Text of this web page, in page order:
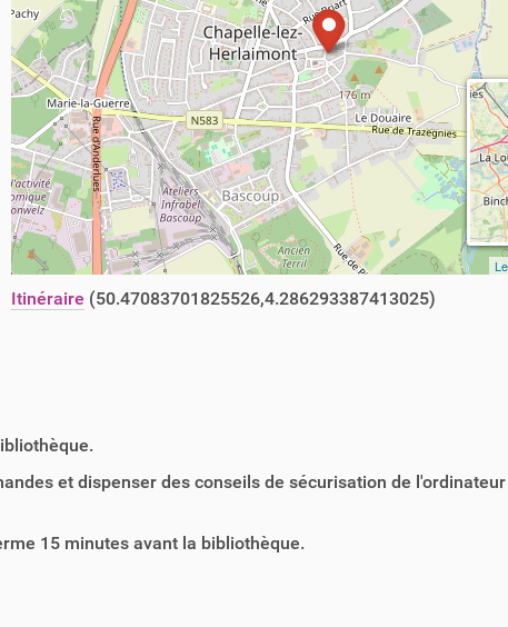
Itinéraire (50.47083701825526,4.286293387413025)
et dispenser des conseils de sécurisation de
15 minutes avant la bibliothèque.